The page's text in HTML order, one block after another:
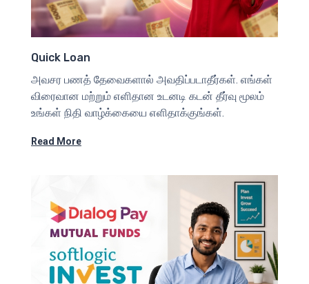
Quick Loan
அவசர பணத் தேவைகளால் அவதிப்படாதீர்கள். எங்கள்
விரைவான மற்றும் எளிதான உடனடி கடன் தீர்வு மூலம்
உங்கள் நிதி வாழ்க்கையை எளிதாக்குங்கள்.
Read More